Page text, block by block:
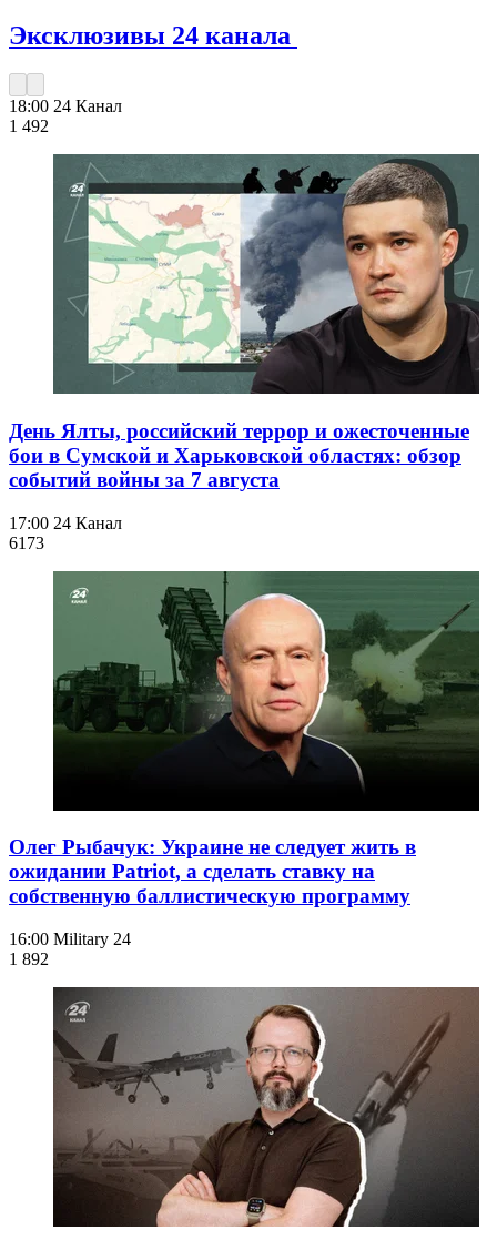
Эксклюзивы 24 канала
18:00 24 Канал
1 492
День Ялты, российский террор и ожесточенные
бои в Сумской и Харьковской областях: обзор
событий войны за 7 августа
17:00 24 Канал
6173
Олег Рыбачук: Украине не следует жить в
ожидании Patriot, а сделать ставку на
собственную баллистическую программу
16:00 Military 24
1 892